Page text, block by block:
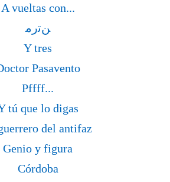
A vueltas con...
ﻦﺗﺭﻣ
Y tres
Pasavento
Pffff...
tú que lo digas
del antifaz
Genio y figura
Córdoba